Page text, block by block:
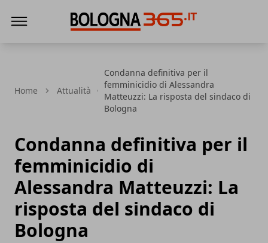
Home Attualità
Condanna definitiva per il
femminicidio di Alessandra
Matteuzzi: La risposta del sindaco di
Bologna
Condanna definitiva per il
femminicidio di
Alessandra Matteuzzi: La
risposta del sindaco di
Bologna